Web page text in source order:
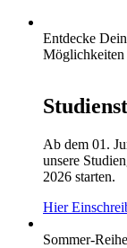
Entdecke
Möglichkeiten
Ab dem 01.
unsere
2026 starten.
Hier
Sommer-